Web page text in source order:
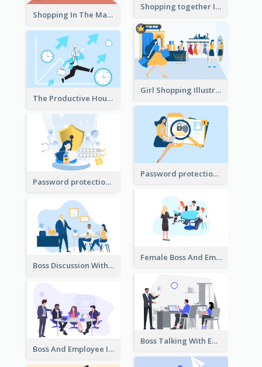
Shopping together Illustration
Shopping In The Mall Illustration
Girl Shopping Illustration
The Productive Hours
Password protection Illustration 2
Password protection Illustration
Female Boss And Employee Illustration
Boss Discussion With Employee Illustration
Boss Talking With Employee Illustration
Boss And Employee Illustration